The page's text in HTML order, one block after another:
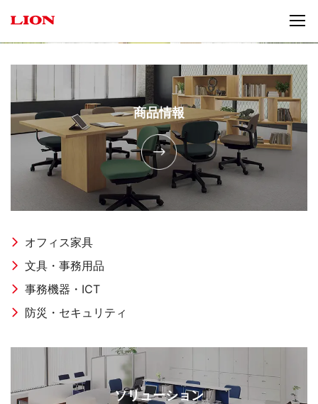
オフィス家具
文具・事務用品
事務機器・ICT
防災・セキュリティ
商品情報
ソリューション